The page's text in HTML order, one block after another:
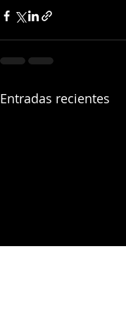
Entradas recientes